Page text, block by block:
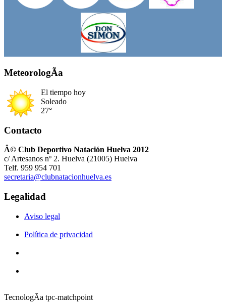
MeteorologÃ­a
El tiempo hoy
Soleado
27°
Contacto
Â© Club Deportivo Natación Huelva 2012
c/ Artesanos nº 2. Huelva (21005) Huelva
Telf. 959 954 701
secretaria@clubnatacionhuelva.es
Legalidad
Aviso legal
Política de privacidad
TecnologÃ­a tpc-matchpoint